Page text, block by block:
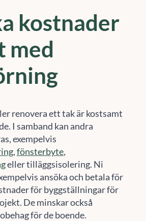
kostnader
med
renovera ett tak är kostsamt
I samband kan andra
exempelvis
,fönsterbyte,
eller tilläggsisolering. Ni
ansöka och betala för
för byggställningar för
De minskar också
för de boende.